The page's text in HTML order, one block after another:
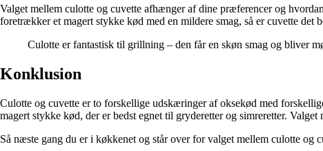
Valget mellem culotte og cuvette afhænger af dine præferencer og
foretrækker et magert stykke kød med en mildere smag, så er cuvette det
Culotte er fantastisk til grillning – den får en skøn smag og bliver
Konklusion
Culotte og cuvette er to forskellige udskæringer af oksekød med
magert stykke kød, der er bedst egnet til gryderetter og simreretter.
Så næste gang du er i køkkenet og står over for valget mellem culotte og